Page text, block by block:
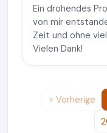
Ein drohendes
von mir
Zeit und ohne
Vielen Dank!
« Vorherige